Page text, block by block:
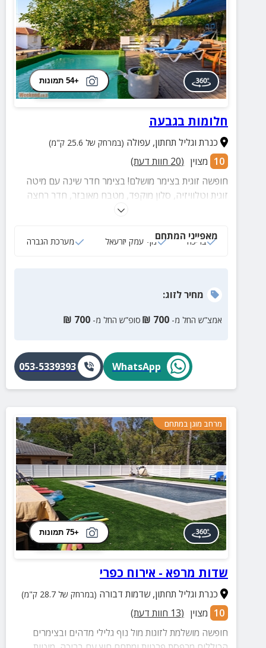
+54 תמונות
חלומות בגבעה
כנרת וגליל תחתון,עפולה (במרחק של 25.6 ק"מ)
10 מצוין (
20 חוות דעת)
חופשה זוגית בצימר מושלם! בצימר חדר שינה עם מיטה
זוגית וטלוויזיה, סלון מוקפד, מטבח מאובזר, חדר רחצה
עם מגבות רכות ותמרוקים, פינת ישיבה ומתחם חוץ פרטי
חוץ, שולחן אוכל, פרגולה מצלה, מתקן כדורסל ועוד!
מאפייני המתחם
בריכה נוף עמק יזרעאל מערכת הגברה
מחירלזוג:
אמצ”ש החל מ- 700
₪ סופ”ש החל מ- 700
₪
WhatsApp
053-5339393
מרחב מוגן במתחם
+75 תמונות
שדות מרפא - אירוח כפרי
כנרת וגליל תחתון,שדמות דבורה (במרחק של 28.7 ק"מ)
10 מצוין (
13 חוות דעת)
חופשה מושלמת לזוגות מול נוף גלילי מדהים ובצימרים